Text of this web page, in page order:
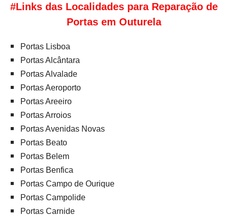
#Links das Localidades para Reparação de
Portas em Outurela
Portas Lisboa
Portas Alcântara
Portas Alvalade
Portas Aeroporto
Portas Areeiro
Portas Arroios
Portas Avenidas Novas
Portas Beato
Portas Belem
Portas Benfica
Portas Campo de Ourique
Portas Campolide
Portas Carnide